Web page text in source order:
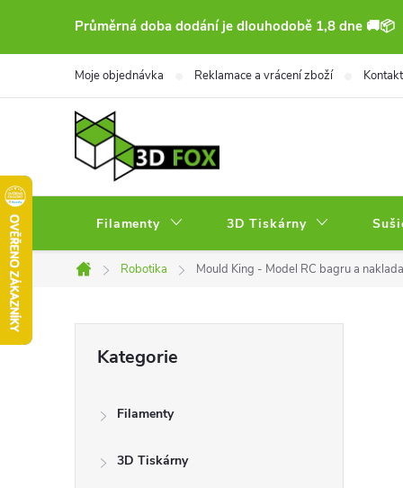
Průměrná doba dodání je dlouhodobě 1,8 dne 🚚📦
Moje objednávka Reklamace a vrácení zboží Kontakt
Filamenty 3D Tiskárny
Domů
Robotika Mould King - Model RC bagru a
kategorie
Kategorie
Filamenty
3D Tiskárny